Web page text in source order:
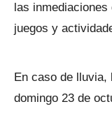
las
juegos y
En caso de lluvia,
domingo 23 de